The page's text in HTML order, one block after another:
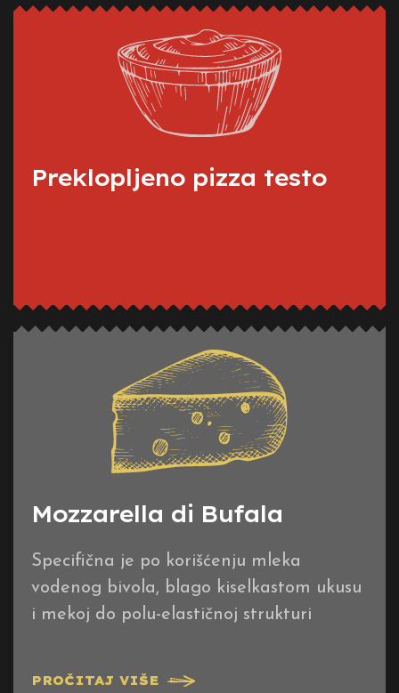
Preklopljeno pizza testo
Mozzarella di Bufala
Specifična je po korišćenju mleka
vodenog bivola, blago kiselkastom ukusu
i mekoj do polu-elastičnoj strukturi
PROČITAJ VIŠE